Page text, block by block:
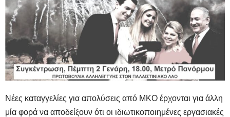
Νέες καταγγελίες για απολύσεις από ΜΚΟ έρχονται για άλλη
μία φορά να αποδείξουν ότι οι ιδιωτικοποιημένες εργασιακές